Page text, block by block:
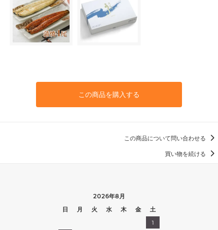
この商品を購入する
この商品について問い合わせる
買い物を続ける
2026年8月
日
月 火 水 木 金
土
1